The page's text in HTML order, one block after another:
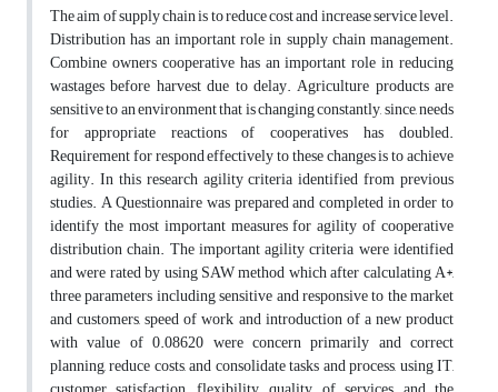
The aim of supply chain is to reduce cost and increase service level.
Distribution has an important role in supply chain management.
Combine owners cooperative has an important role in reducing
wastages before harvest due to delay. Agriculture products are
sensitive to an environment that is changing constantly, since, needs
for appropriate reactions of cooperatives has doubled.
Requirement for respond effectively to these changes is to achieve
agility. In this research agility criteria identified from previous
studies. A Questionnaire was prepared and completed in order to
identify the most important measures for agility of cooperative
distribution chain. The important agility criteria were identified
and were rated by using SAW method which after calculating A*,
three parameters including sensitive and responsive to the market
and customers, speed of work and introduction of a new product
with value of 0.08620 were concern primarily and correct
planning, reduce costs, and consolidate tasks and process, using IT,